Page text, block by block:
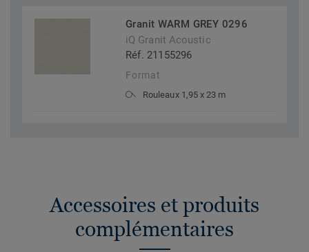
Granit WARM GREY 0296
iQ Granit Acoustic
Réf. 21155296
Format
Rouleaux 1,95 x 23 m
Accessoires et produits
complémentaires